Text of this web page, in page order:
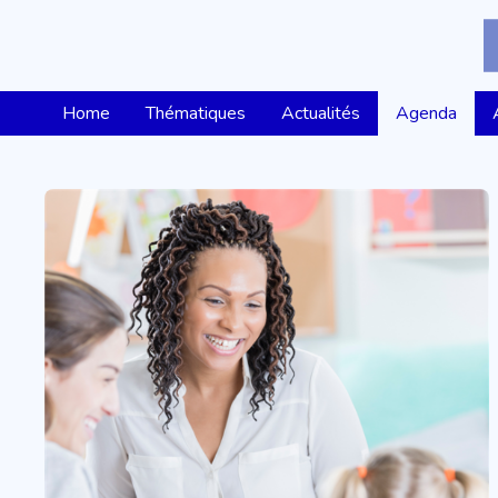
Home Thématiques Actualités Agenda